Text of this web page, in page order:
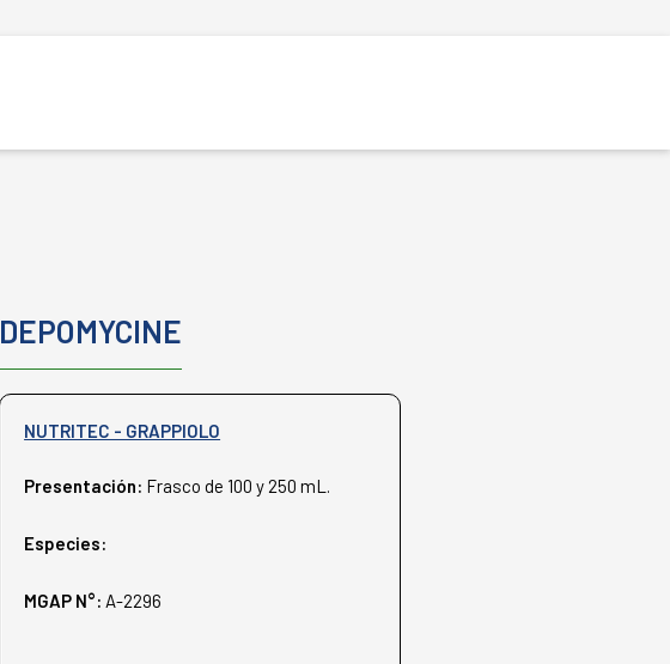
DEPOMYCINE
NUTRITEC - GRAPPIOLO
Presentación: Frasco de 100 y 250 mL.
Especies:
MGAP N°: A-2296